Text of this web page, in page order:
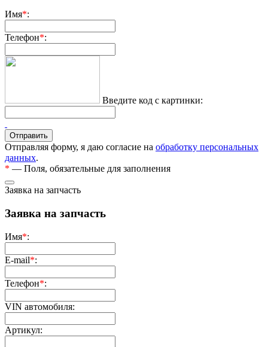
Имя*:
Телефон*:
Введите код с картинки:
Отправляя форму, я даю согласие на обработку персональных
данных.
* — Поля, обязательные для заполнения
Заявка на запчасть
Заявка на запчасть
Имя*:
E-mail*:
Телефон*:
VIN автомобиля:
Артикул: